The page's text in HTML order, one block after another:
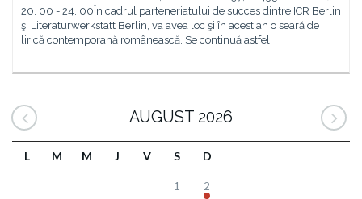
20. 00 - 24. 00În cadrul parteneriatului de succes dintre ICR Berlin
şi Literaturwerkstatt Berlin, va avea loc şi în acest an o seară de
lirică contemporană românească. Se continuă astfel
AUGUST 2026
L M M J V S D
1 2